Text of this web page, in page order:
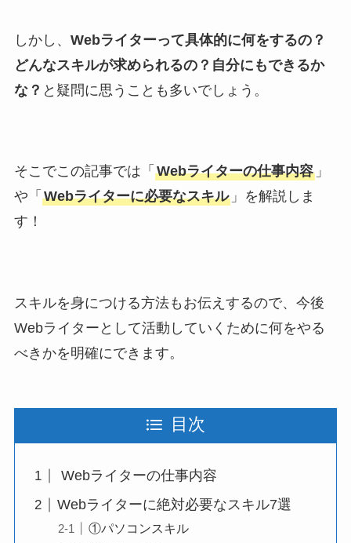
しかし、 Webライターって具体的に何をするの？
どんなスキルが求められるの？自分にもできるか
な？ と疑問に思うことも多いでしょう。
そこでこの記事では「 Webライターの仕事内容」
や「 Webライターに必要なスキル」を解説しま
す！
スキルを身につける方法もお伝えするので、今後
Webライターとして活動していくために何をやる
べきかを明確にできます。
目次
Webライターの仕事内容
Webライターに絶対必要なスキル7選
①パソコンスキル